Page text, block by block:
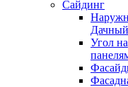
Сайдинг
Дачный
Угол